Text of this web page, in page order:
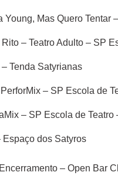
Mas Quero
– Teatro Adulto – SP
Tenda Satyrianas
– SP Escola de
– SP Escola de
dos Satyros
– Open Bar